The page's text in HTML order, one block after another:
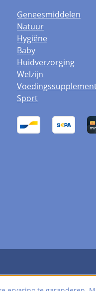
Geneesmiddelen
Natuur
Hygiëne
Baby
Huidverzorging
Welzijn
Sport